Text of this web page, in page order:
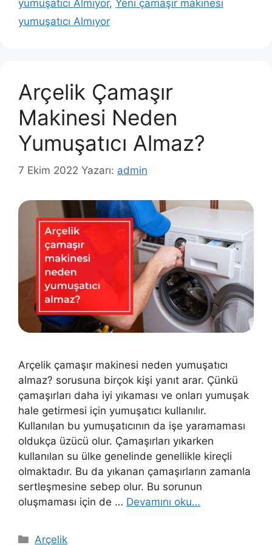
yumuşatıcı Almıyor, Yeni çamaşır makinesi
yumuşatıcı Almıyor
Arçelik Çamaşır
Makinesi Neden
Yumuşatıcı Almaz?
7 Ekim 2022 Yazarı: admin
Arçelik çamaşır makinesi neden yumuşatıcı
almaz? sorusuna birçok kişi yanıt arar. Çünkü
çamaşırları daha iyi yıkaması ve onları yumuşak
hale getirmesi için yumuşatıcı kullanılır.
Kullanılan bu yumuşatıcının da işe yaramaması
oldukça üzücü olur. Çamaşırları yıkarken
kullanılan su ülke genelinde genellikle kireçli
olmaktadır. Bu da yıkanan çamaşırların zamanla
sertleşmesine sebep olur. Bu sorunun
oluşmaması için de … Devamını oku…
Kategoriler
Arçelik